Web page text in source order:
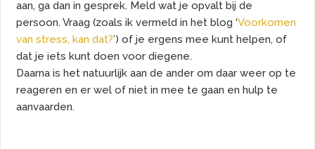
aan, ga dan in gesprek. Meld wat je opvalt bij de
persoon. Vraag (zoals ik vermeld in het blog ‘Voorkomen
van stress, kan dat?’) of je ergens mee kunt helpen, of
dat je iets kunt doen voor diegene.
Daarna is het natuurlijk aan de ander om daar weer op te
reageren en er wel of niet in mee te gaan en hulp te
aanvaarden.